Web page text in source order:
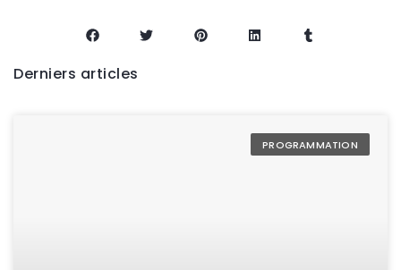
Derniers articles
PROGRAMMATION